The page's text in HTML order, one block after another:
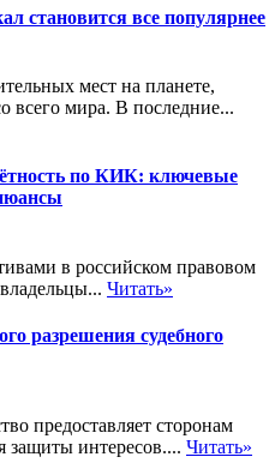
становится все популярнее
мест на планете,
всего мира. В последние...
по КИК: ключевые
в российском правовом
Читать»
разрешения судебного
предоставляет сторонам
защиты интересов.... Читать»